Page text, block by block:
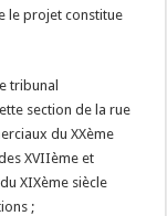
le projet constitue
tribunal
section de la rue
du XXème
XVIIème et
XIXème siècle
;